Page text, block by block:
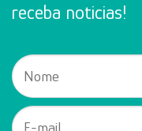
receba noticias!